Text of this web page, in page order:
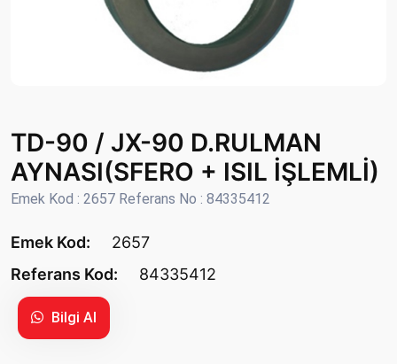
TD-90 / JX-90 D.RULMAN
AYNASI(SFERO + ISIL İŞLEMLİ)
Emek Kod : 2657 Referans No : 84335412
Emek Kod:
2657
Referans Kod:
84335412
Bilgi Al